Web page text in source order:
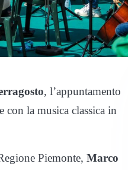
, l’appuntamento
con la musica classica in
Piemonte, Marco